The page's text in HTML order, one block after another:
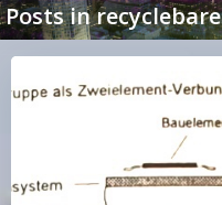
Posts in recyclebare